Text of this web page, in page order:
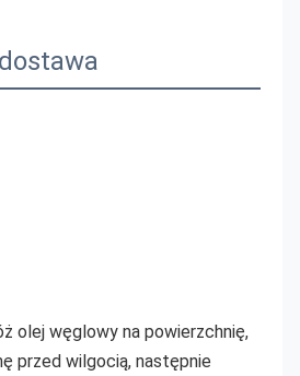
olej węglowy na powierzchnię,
przed wilgocią, następnie